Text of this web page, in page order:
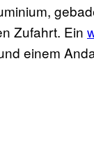
Zufahrt. Ein
einem